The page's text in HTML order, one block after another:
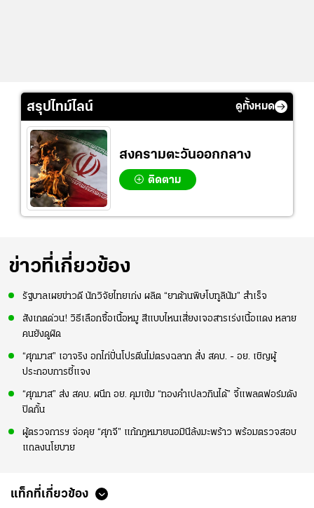
สรุปไทม์ไลน์ ดูทั้งหมด
สงครามตะวันออกกลาง
ติดตาม
ข่าวที่เกี่ยวข้อง
รัฐบาลเผยข่าวดี นักวิจัยไทยเก่ง ผลิต “ยาต้านพิษโบทูลินัม” สำเร็จ
สังเกตด่วน! วิธีเลือกซื้อเนื้อหมู สีแบบไหนเสี่ยงเจอสารเร่งเนื้อแดง หลาย
คนยังดูผิด
“ศุภมาส” เอาจริง อกไก่ปั่นโปรตีนไม่ตรงฉลาก สั่ง สคบ. - อย. เชิญผู้
ประกอบการชี้แจง
“ศุภมาส” ส่ง สคบ. ผนึก อย. คุมเข้ม “ทองคำเปลวกินได้” จี้แพลตฟอร์มดัง
ปิดกั้น
ผู้ตรวจการฯ จ่อคุย “ศุภจี” แก้กฎหมายนอมินีล้งมะพร้าว พร้อมตรวจสอบ
แถลงนโยบาย
แท็กที่เกี่ยวข้อง